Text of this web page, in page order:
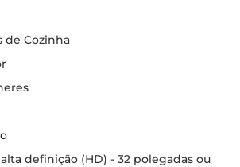
de Cozinha
definição (HD) - 32 polegadas ou